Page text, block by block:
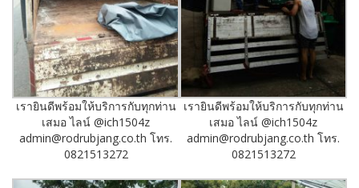
เรายินดีพร้อมให้บริการกับทุกท่าน
เสมอ ไลน์ @ich1504z
admin@rodrubjang.co.th โทร.
0821513272
เรายินดีพร้อมให้บริการกับทุกท่าน
เสมอ ไลน์ @ich1504z
admin@rodrubjang.co.th โทร.
0821513272